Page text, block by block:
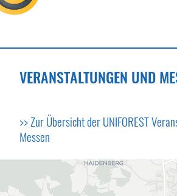
VERANSTALTUNGEN UND
>> Zur Übersicht der UNIFOREST
Messen